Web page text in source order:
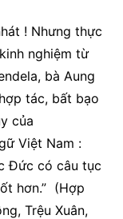
! Nhưng thực
nghiệm từ
bà Aung
tác, bất bạo
của
Việt Nam :
Đức có câu tục
hơn.” (Hợp
Trệu Xuân,